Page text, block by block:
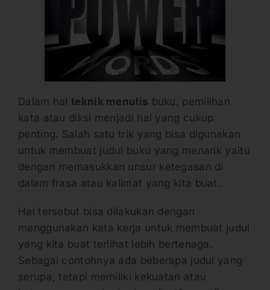
Dalam hal teknik menulis buku, pemilihan
kata atau diksi menjadi hal yang cukup
penting. Salah satu trik yang bisa digunakan
untuk membuat judul buku yang menarik yaitu
dengan memasukkan unsur ketegasan di
dalam frasa atau kalimat yang kita buat.
Hal tersebut bisa dilakukan dengan
menggunakan kata kerja untuk membuat judul
yang kita buat terlihat lebih bertenaga.
Sebagai contohnya ada beberapa judul yang
serupa, tetapi memiliki kekuatan atau